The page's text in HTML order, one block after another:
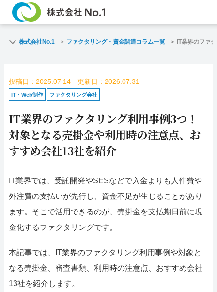
よくある質問
企業情報
名古屋支店HP 福岡支
お問合せ
査定依頼
052-414-4107
ファクタリングで即日資金
株式会社No.1 ファクタリング・資金調達コラム一覧 IT業界のファ
投稿日：2025.07.14 更新日：2026.07.31
IT・Web制作 ファクタリング会社
IT業界のファクタリング利用事例3つ！
対象となる売掛金や利用時の注意点、お
すすめ会社13社を紹介
IT業界では、受託開発やSESなどで入金よりも人件費や
外注費の支払いが先行し、資金不足が生じることがあり
ます。そこで活用できるのが、売掛金を支払期日前に現
金化するファクタリングです。
本記事では、IT業界のファクタリング利用事例や対象と
なる売掛金、審査書類、利用時の注意点、おすすめ会社
13社を紹介します。